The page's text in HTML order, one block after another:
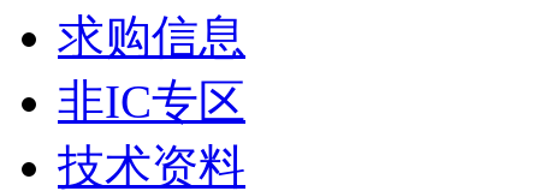
求购信息
非IC专区
技术资料